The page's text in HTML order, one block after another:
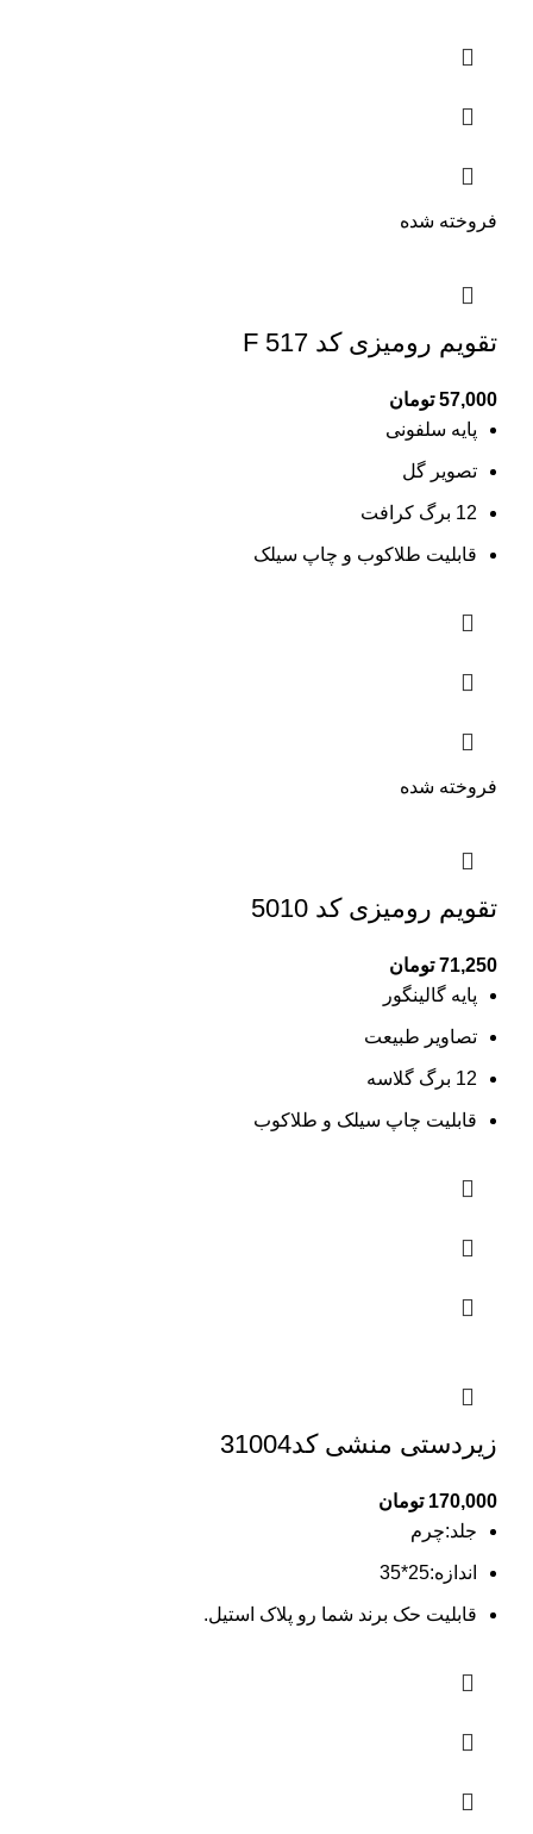
فروخته شده
تقویم رومیزی کد F 517
57,000 تومان
پایه سلفونی
تصویر گل
12 برگ کرافت
قابلیت طلاکوب و چاپ سیلک
فروخته شده
تقویم رومیزی کد 5010
71,250 تومان
پایه گالینگور
تصاویر طبیعت
12 برگ گلاسه
قابلیت چاپ سیلک و طلاکوب
زیردستی منشی کد31004
170,000 تومان
جلد:چرم
اندازه:25*35
قابلیت حک برند شما رو پلاک استیل.